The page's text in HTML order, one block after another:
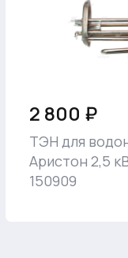
2 800 ₽
ТЭН для
Аристон 2,5
150909